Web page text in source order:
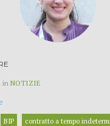
in NOTIZIE
BIP contratto a tempo